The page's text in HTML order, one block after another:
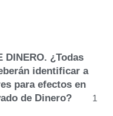
DINERO. ¿Todas
identificar a
para efectos en
de Dinero?
1